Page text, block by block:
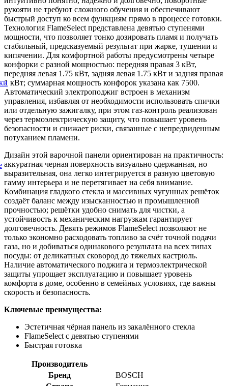
рукояти не требуют сложного обучения и обеспечивают
быстрый доступ ко всем функциям прямо в процессе готовки.
Технология FlameSelect представлена девятью ступенями
мощности, что позволяет тонко дозировать пламя и получать
стабильный, предсказуемый результат при жарке, тушении и
кипячении. Для комфортной работы предусмотрены четыре
конфорки с разной мощностью: передняя правая 3 кВт,
передняя левая 1.75 кВт, задняя левая 1.75 кВт и задняя правая
1 кВт; суммарная мощность конфорок указана как 7500.
Автоматический электроподжиг встроен в механизм
управления, избавляя от необходимости использовать спички
или отдельную зажигалку, при этом газ-контроль реализован
через термоэлектрическую защиту, что повышает уровень
безопасности и снижает риски, связанные с непредвиденным
потуханием пламени.
Дизайн этой варочной панели ориентирован на практичность:
аккуратная черная поверхность визуально сдержанная, но
выразительная, она легко интегрируется в разную цветовую
гамму интерьера и не перетягивает на себя внимание.
Комбинация гладкого стекла и массивных чугунных решёток
создаёт баланс между изысканностью и промышленной
прочностью; решётки удобно снимать для чистки, а
устойчивость к механическим нагрузкам гарантирует
долговечность. Девять режимов FlameSelect позволяют не
только экономно расходовать топливо за счёт точной подачи
газа, но и добиваться одинакового результата на всех типах
посуды: от деликатных сковород до тяжелых кастрюль.
Наличие автоматического поджига и термоэлектрической
защиты упрощает эксплуатацию и повышает уровень
комфорта в доме, особенно в семейных условиях, где важны
скорость и безопасность.
Ключевые преимущества:
Эстетичная чёрная панель из закалённого стекла
FlameSelect с девятью ступенями
Быстрая готовка
Производитель
Бренд
BOSCH